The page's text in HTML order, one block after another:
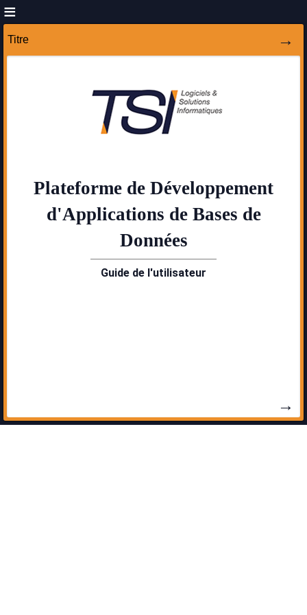
Titre
Plateforme de Développement
d'Applications de Bases de
Données
Guide de l'utilisateur